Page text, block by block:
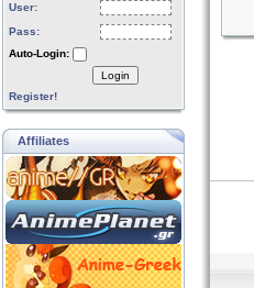
User:
Pass:
Auto-Login:
Login
Register!
Affiliates